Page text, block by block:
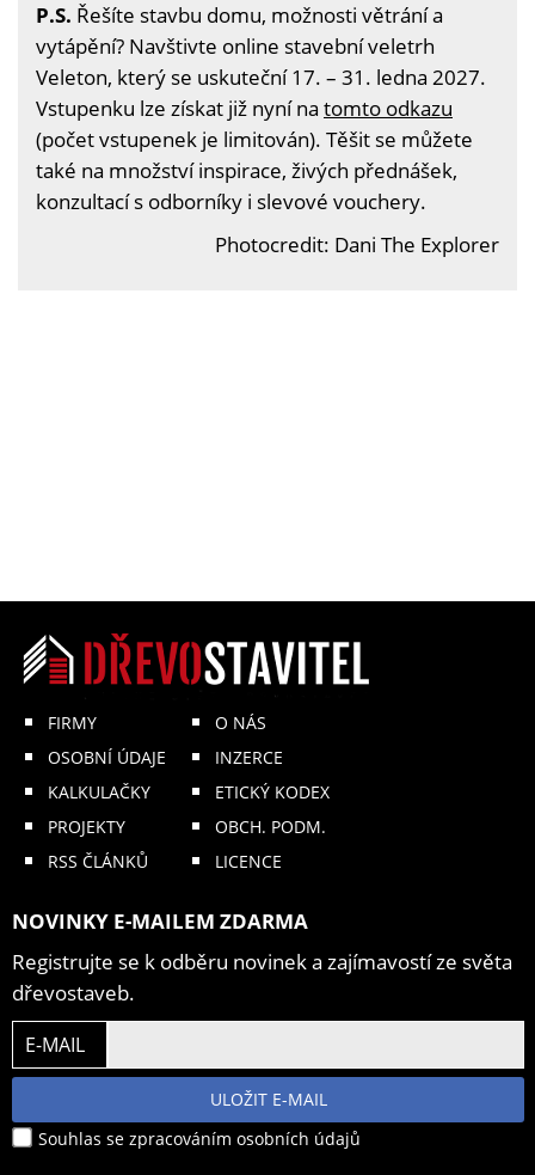
P.S. Řešíte stavbu domu, možnosti větrání a
vytápění? Navštivte online stavební veletrh
Veleton, který se uskuteční 17. – 31. ledna 2027.
Vstupenku lze získat již nyní na tomto odkazu
(počet vstupenek je limitován). Těšit se můžete
také na množství inspirace, živých přednášek,
konzultací s odborníky i slevové vouchery.
Photocredit: Dani The Explorer
FIRMY
OSOBNÍ ÚDAJE
KALKULAČKY
PROJEKTY
RSS ČLÁNKŮ
O NÁS
INZERCE
ETICKÝ KODEX
OBCH. PODM.
LICENCE
NOVINKY E-MAILEM ZDARMA
Registrujte se k odběru novinek a zajímavostí ze světa
dřevostaveb.
E-MAIL
ULOŽIT E-MAIL
Souhlas se zpracováním osobních údajů